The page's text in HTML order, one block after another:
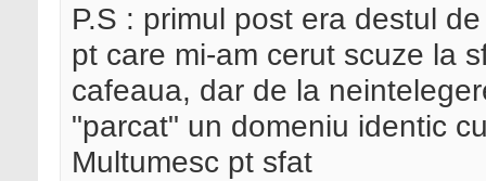
P.S : primul post era destul
pt care mi-am cerut scuze la
cafeaua, dar de la
"parcat" un domeniu identic
Multumesc pt sfat